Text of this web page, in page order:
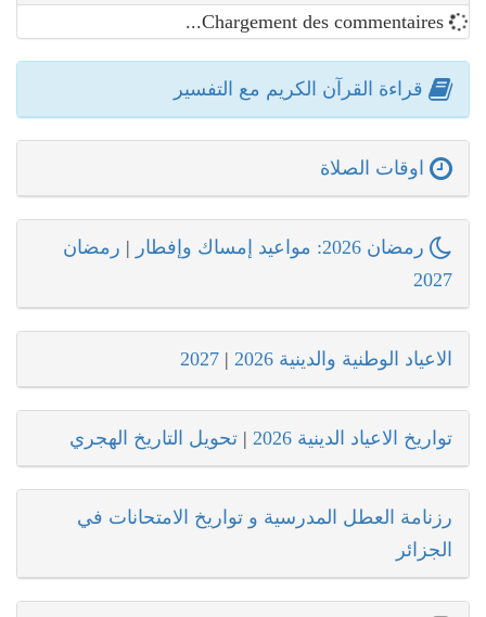
Chargement des commentaires...
قراءة القرآن الكريم مع التفسير
اوقات الصلاة
رمضان 2026: مواعيد إمساك وإفطار | رمضان
2027
الاعياد الوطنية والدينية 2026 |
2027
تواريخ الاعياد الدينية 2026 | تحويل التاريخ الهجري
رزنامة العطل المدرسية و تواريخ الامتحانات في
الجزائر